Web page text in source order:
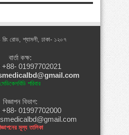
রিং রোড, শ্যামলী, ঢাকা- ১২০৭
বার্তা কক্ষ:
+88- 01997702021
মেডিকেলবিডি পরিবার
বিজ্ঞাপন বিভাগ:
+88- 01997702000
মূল্য তালিকা